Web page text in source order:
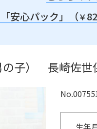
安心パック」（￥
の子） 長崎佐世
生年